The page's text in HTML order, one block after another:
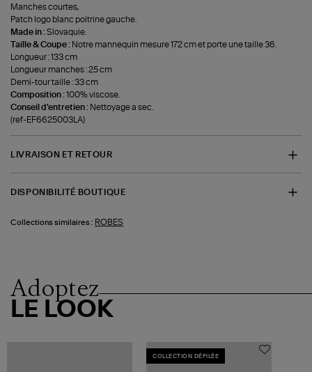
Manches courtes,
Patch logo blanc poitrine gauche.
Made in :Slovaquie.
Taille & Coupe : Notre mannequin mesure 172 cm et porte une taille 36.
Longueur : 133 cm
Longueur manches : 25 cm
Demi-tour taille : 33 cm
Composition :100% viscose.
Conseil d'entretien : Nettoyage a sec.
(ref-EF6625003LA)
LIVRAISON ET RETOUR
DISPONIBILITÉ BOUTIQUE
Collections similaires : ROBES
Adoptez
LE LOOK
COLLECTION DÉFILÉE